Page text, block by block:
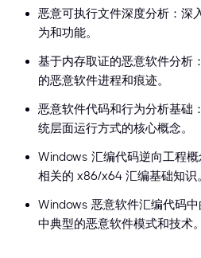
恶意可执行文件深度分析：深
为和功能。
基于内存取证的恶意软件分析
的恶意软件进程和痕迹。
恶意软件代码和行为分析基础
统层面运行方式的核心概念。
Windows 汇编代码逆向工程
相关的 x86/x64 汇编基础知识。
Windows 恶意软件汇编代码
中典型的恶意软件模式和技术。